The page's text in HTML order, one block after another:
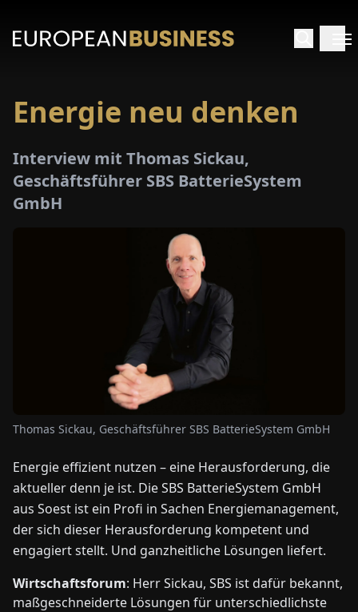
UNS
EN DEFRESIT NL PLHU
ZU
UNS
Energie neu denken
Interview mit Thomas Sickau,
Geschäftsführer SBS BatterieSystem
GmbH
Thomas Sickau, Geschäftsführer SBS BatterieSystem GmbH
Energie effizient nutzen – eine Herausforderung, die
aktueller denn je ist. Die SBS BatterieSystem GmbH
aus Soest ist ein Profi in Sachen Energiemanagement,
der sich dieser Herausforderung kompetent und
engagiert stellt. Und ganzheitliche Lösungen liefert.
Wirtschaftsforum: Herr Sickau, SBS ist dafür bekannt,
maßgeschneiderte Lösungen für unterschiedlichste